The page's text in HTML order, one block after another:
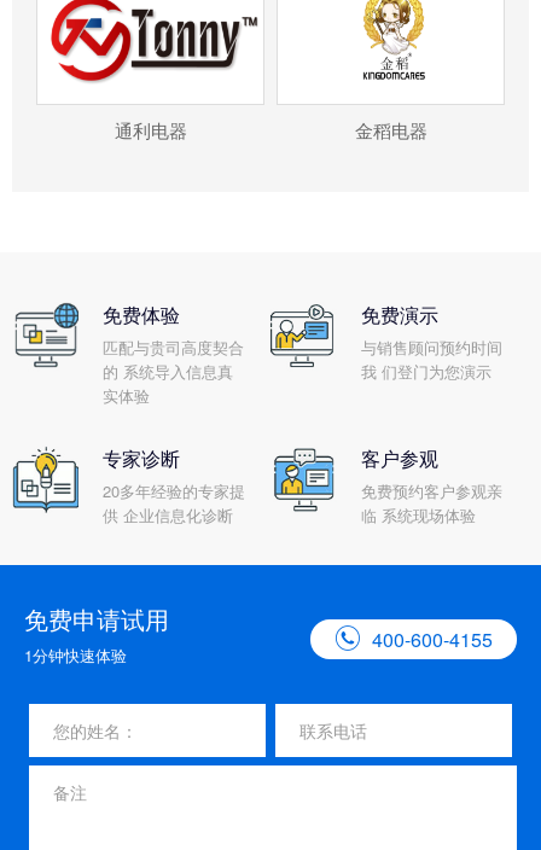
通利电器 金稻电器
免费体验
匹配与贵司高度契合
的 系统导入信息真
实体验
免费演示
与销售顾问预约时间
我 们登门为您演示
专家诊断
20多年经验的专家提
供 企业信息化诊断
客户参观
免费预约客户参观亲
临 系统现场体验
免费申请试用
1分钟快速体验
 400-600-4155